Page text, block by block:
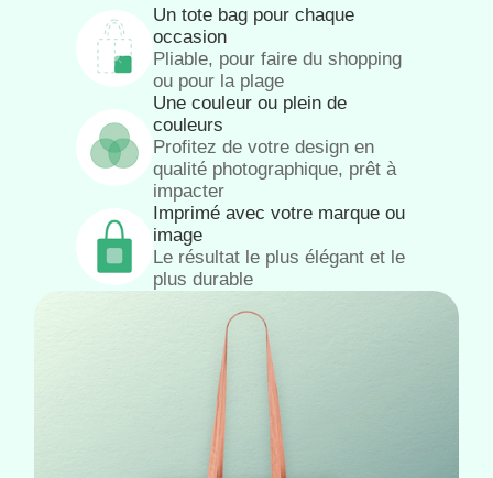
Un tote bag pour chaque
occasion
Pliable, pour faire du shopping
ou pour la plage
Une couleur ou plein de
couleurs
Profitez de votre design en
qualité photographique, prêt à
impacter
Imprimé avec votre marque ou
image
Le résultat le plus élégant et le
plus durable